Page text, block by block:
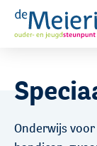
Onderwijs